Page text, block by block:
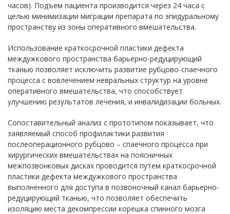
часов). Подъем пациента производится через 24 часа с
целью минимизации миграции препарата по эпидуральному
пространству из зоны оперативного вмешательства.
Использование краткосрочной пластики дефекта
междужкового пространства барьерно-редуцирующий
тканью позволяет исключить развитие рубцово-спаечного
процесса с вовлечением невральных структур на уровне
оперативного вмешательства, что способствует
улучшению результатов лечения, и инвалидизации больных.
Сопоставительный анализ с прототипом показывает, что
заявляемый способ профилактики развития
послеоперационного рубцово – спаечного процесса при
хирургических вмешательствах на поясничных
межпозвонковых дисках проводится путем краткосрочной
пластики дефекта междужкового пространства
выполненного для доступа в позвоночный канал барьерно-
редуцирующий тканью, что позволяет обеспечить
изоляцию места декомпрессии корешка спинного мозга